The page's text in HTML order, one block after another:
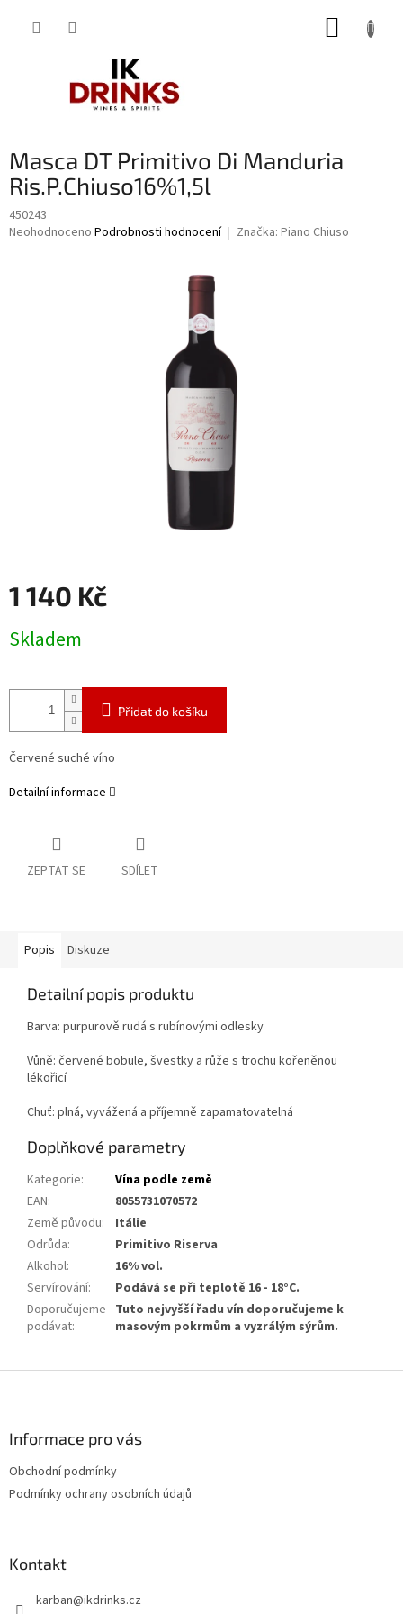
Masca DT Primitivo Di Manduria
Ris.P.Chiuso16%1,5l
450243
Průměrné
Neohodnoceno Podrobnosti hodnocení Značka: Piano Chiuso
1 140 Kč
cena:
Skladem
Přidat do košíku
Červené suché víno
Detailní informace
ZEPTAT SE SDÍLET
Popis Diskuze
Detailní popis produktu
Barva: purpurově rudá s rubínovými odlesky
Vůně: červené bobule, švestky a růže s trochu kořeněnou
lékořicí
Chuť: plná, vyvážená a příjemně zapamatovatelná
Doplňkové parametry
Kategorie:
Vína podle země
EAN:
8055731070572
Země původu:
Itálie
Odrůda:
Primitivo Riserva
Alkohol:
16% vol.
Servírování:
Podává se při teplotě 16 - 18°C.
Doporučujeme
podávat:
Tuto nejvyšší řadu vín doporučujeme k
masovým pokrmům a vyzrálým sýrům.
Informace pro vás
Obchodní podmínky
Podmínky ochrany osobních údajů
Kontakt
karban@ikdrinks.cz